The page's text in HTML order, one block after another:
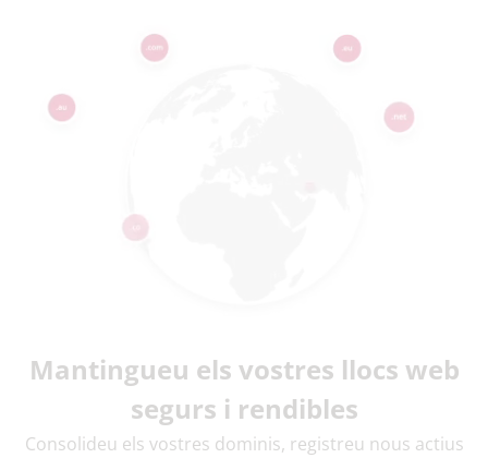
Mantingueu els vostres llocs web
segurs i rendibles
Consolideu els vostres dominis, registreu nous actius